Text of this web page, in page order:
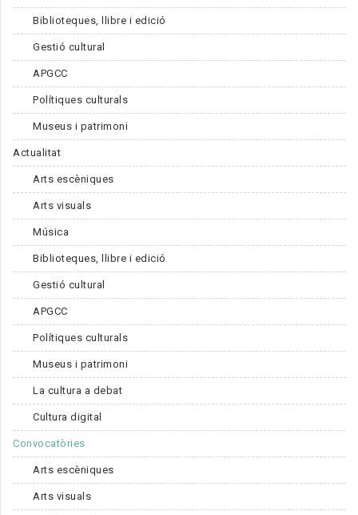
Biblioteques, llibre i edició
Gestió cultural
APGCC
Polítiques culturals
Museus i patrimoni
Actualitat
Arts escèniques
Arts visuals
Música
Biblioteques, llibre i edició
Gestió cultural
APGCC
Polítiques culturals
Museus i patrimoni
La cultura a debat
Cultura digital
Convocatòries
Arts escèniques
Arts visuals